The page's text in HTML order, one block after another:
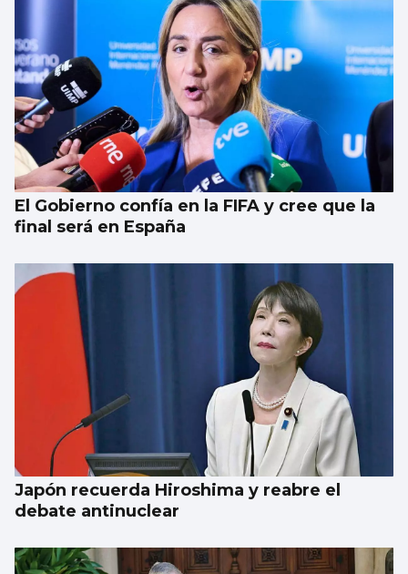
Investigan por asesinato al detenido por un
atropello mortal intencionado en Ames
El Gobierno confía en la FIFA y cree que la
final será en España
Japón recuerda Hiroshima y reabre el
debate antinuclear